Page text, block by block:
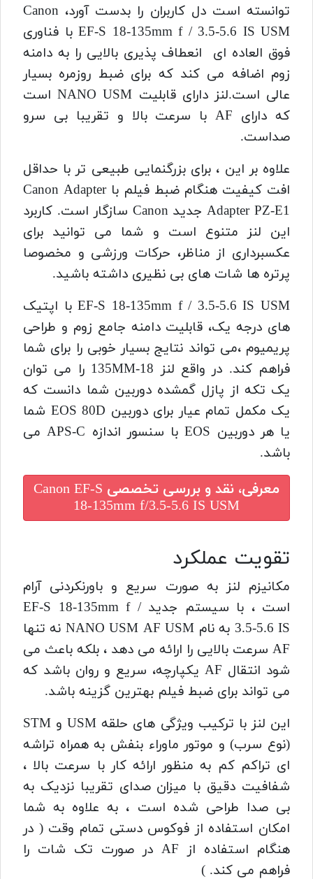
توانسته است دل کاربران را بدست آورد، Canon
EF-S 18-135mm f / 3.5-5.6 IS USM با فناوری
فوق العاده ای انعطاف پذیری بالایی را به دامنه
زوم اضافه می کند که برای ضبط روزمره بسیار
عالی است.
لنز دارای قابلیت NANO USM است
که دارای AF با سرعت بالا و تقریبا بی سرو
صداست.
علاوه بر این ، برای بزرگنمایی طبیعی تر با حداقل
افت کیفیت هنگام ضبط فیلم با Canon Adapter
Adapter PZ-E1 جدید Canon سازگار است.
کاربرد
این لنز متنوع است و شما می توانید برای
عکسبرداری از مناظر، حرکات ورزشی و مخصوصا
پرتره ها شات های بی نظیری داشته باشید.
EF-S 18-135mm f / 3.5-5.6 IS USM با اپتیک
های درجه یک، قابلیت دامنه جامع زوم و طراحی
پریمیوم ،می تواند نتایج بسیار خوبی را برای شما
فراهم کند.
در واقع لنز 18-135MM را می توان
یک تکه از پازل گمشده دوربین شما دانست که
یک مکمل تمام عیار برای دوربین EOS 80D شما
یا هر دوربین EOS با سنسور اندازه APS-C می
باشد.
معرفی، نقد و بررسی تخصصی Canon EF-S
18-135mm f/3.5-5.6 IS USM
تقویت عملکرد
مکانیزم لنز به صورت سریع و باورنکردنی آرام
است ، با سیستم جدید EF-S 18-135mm f /
3.5-5.6 IS به نام NANO USM AF USM نه تنها
AF سرعت بالایی را ارائه می دهد ، بلکه باعث می
شود انتقال AF یکپارچه، سریع و روان باشد که
می تواند برای ضبط فیلم بهترین گزینه باشد.
این لنز با ترکیب ویژگی های حلقه USM و STM
(نوع سرب) و موتور ماوراء بنفش به همراه تراشه
ای تراکم کم به منظور ارائه کار با سرعت بالا ،
شفافیت دقیق با میزان صدای تقریبا نزدیک به
بی صدا طراحی شده است ، به علاوه به شما
امکان استفاده از فوکوس دستی تمام وقت ( در
هنگام استفاده از AF در صورت تک شات را
فراهم می کند. )